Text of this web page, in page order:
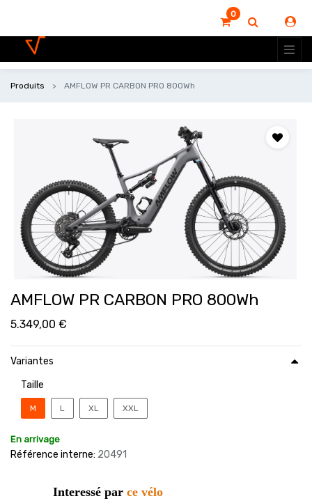
0
Produits AMFLOW PR CARBON PRO 800Wh
AMFLOW PR CARBON PRO 800Wh
5.349,00 €
Variantes
Taille
M L XL XXL
En arrivage
Référence interne: 20491
Interessé par ce vélo